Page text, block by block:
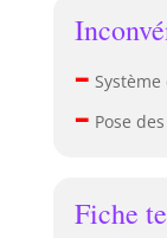
–
– Pose
Fiche